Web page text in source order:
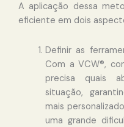
A aplicação dessa
eficiente em dois
Definir as
Com a VCW®,
precisa quais
situação,
mais
uma grande